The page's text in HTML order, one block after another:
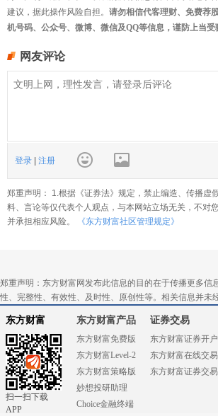
建议，据此操作风险自担。 请勿相信代客理财、免费荐
机号码、公众号、微博、微信及QQ等信息，谨防上当受
网友评论
登录 注册
郑重声明： 1.根据《证券法》规定，禁止编造、传播
料、言论等仅代表个人观点，与本网站立场无关，不对
并承担相应风险。
《东方财富社区管理规定》
郑重声明：东方财富网发布此信息的目的在于传播更多
性、完整性、有效性、及时性、原创性等。相关信息并
东方财富
扫一扫下载
APP
东方财富产品
东方财富免费版
东方财富Level-2
东方财富策略版
妙想投研助理
Choice金融终端
证券交易
东方财富证券开户
东方财富在线交易
东方财富证券交易